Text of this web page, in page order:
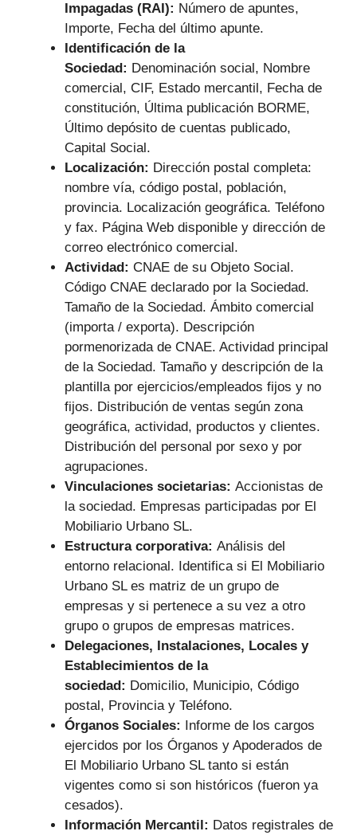
Impagadas (RAI): Número de apuntes,
Importe, Fecha del último apunte.
Identificación de la
Sociedad: Denominación social, Nombre
comercial, CIF, Estado mercantil, Fecha de
constitución, Última publicación BORME,
Último depósito de cuentas publicado,
Capital Social.
Localización: Dirección postal completa:
nombre vía, código postal, población,
provincia. Localización geográfica. Teléfono
y fax. Página Web disponible y dirección de
correo electrónico comercial.
Actividad: CNAE de su Objeto Social.
Código CNAE declarado por la Sociedad.
Tamaño de la Sociedad. Ámbito comercial
(importa / exporta). Descripción
pormenorizada de CNAE. Actividad principal
de la Sociedad. Tamaño y descripción de la
plantilla por ejercicios/empleados fijos y no
fijos. Distribución de ventas según zona
geográfica, actividad, productos y clientes.
Distribución del personal por sexo y por
agrupaciones.
Vinculaciones societarias: Accionistas de
la sociedad. Empresas participadas por El
Mobiliario Urbano SL.
Estructura corporativa: Análisis del
entorno relacional. Identifica si El Mobiliario
Urbano SL es matriz de un grupo de
empresas y si pertenece a su vez a otro
grupo o grupos de empresas matrices.
Delegaciones, Instalaciones, Locales y
Establecimientos de la
sociedad: Domicilio, Municipio, Código
postal, Provincia y Teléfono.
Órganos Sociales: Informe de los cargos
ejercidos por los Órganos y Apoderados de
El Mobiliario Urbano SL tanto si están
vigentes como si son históricos (fueron ya
cesados).
Información Mercantil: Datos registrales de